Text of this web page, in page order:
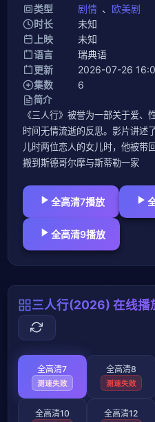
类型
剧情 、 欧美剧
时长
未知
上映
未知
语言
瑞典语
更新
2026-07-26
集数
6
简介
《三人行》被誉为一部关于爱、
时间无情流逝的反思。影片讲述
儿时两位恋人的女儿时，他被带
搬到斯德哥尔摩与斯蒂勒一家
全高清7播放
全高清9播放
三人行(2026) 在线播
全高清7
测速失败
全高清8
测速失败
全高清10 全高清12